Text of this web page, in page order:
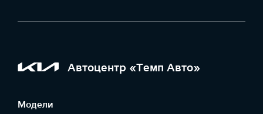
Автоцентр «Темп Авто»
Модели